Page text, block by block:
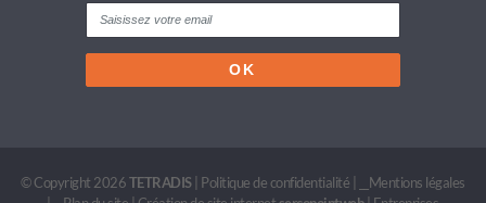
© Copyright 2026TETRADIS| Politique de confidentialité
__Mentions légales